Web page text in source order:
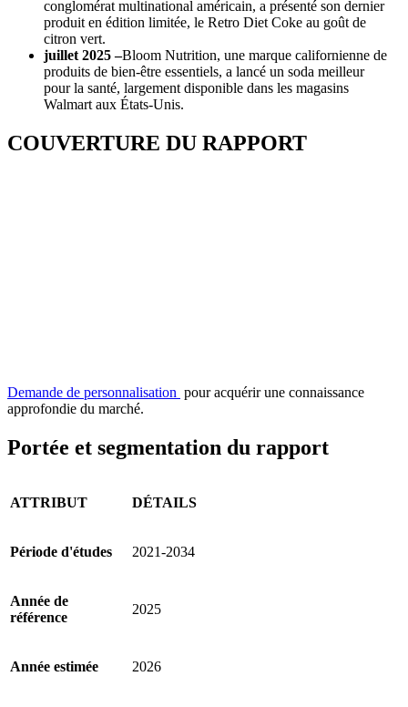
conglomérat multinational américain, a présenté son dernier
produit en édition limitée, le Retro Diet Coke au goût de
citron vert.
juillet 2025 –Bloom Nutrition, une marque californienne de
produits de bien-être essentiels, a lancé un soda meilleur
pour la santé, largement disponible dans les magasins
Walmart aux États-Unis.
COUVERTURE DU RAPPORT
Demande de personnalisation pour acquérir une connaissance
approfondie du marché.
Portée et segmentation du rapport
ATTRIBUT DÉTAILS
Période d'études 2021-2034
Année de
référence
2025
Année estimée 2026